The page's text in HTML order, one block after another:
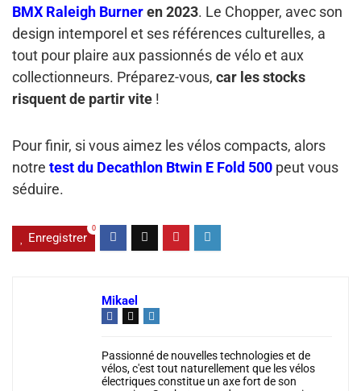
BMX Raleigh Burneren 2023. Le Chopper, avec son
design intemporel et ses références culturelles, a
tout pour plaire aux passionnés de vélo et aux
collectionneurs. Préparez-vous, car les stocks
risquent de partir vite !
Pour finir, si vous aimez les vélos compacts, alors
notre test du Decathlon Btwin E Fold 500 peut vous
séduire.
Enregistrer
0
Mikael
Passionné de nouvelles technologies et de
vélos, c'est tout naturellement que les vélos
électriques constitue un axe fort de son